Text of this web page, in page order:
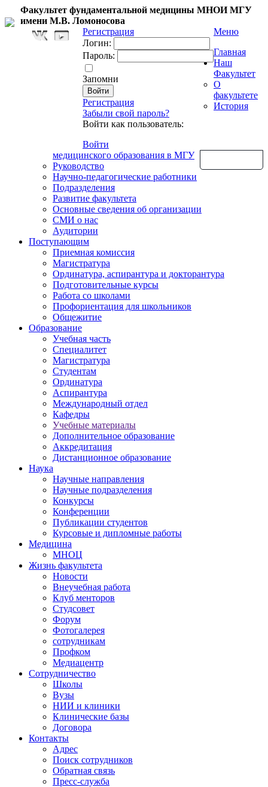
Факультет фундаментальной медицины МНОИ МГУ
имени М.В. Ломоносова
Регистрация
Логин:
Пароль:
Запомни
Регистрация
Забыли свой пароль?
Войти как пользователь:
Войти
Меню
Главная
Наш
Факультет
О
факультете
История
медицинского образования в МГУ
Руководство
Научно-педагогические работники
Подразделения
Развитие факультета
Основные сведения об организации
СМИ о нас
Аудитории
Поступающим
Приемная комиссия
Магистратура
Ординатура, аспирантура и докторантура
Подготовительные курсы
Работа со школами
Профориентация для школьников
Общежитие
Образование
Учебная часть
Специалитет
Магистратура
Студентам
Ординатура
Аспирантура
Международный отдел
Кафедры
Учебные материалы
Дополнительное образование
Аккредитация
Дистанционное образование
Наука
Научные направления
Научные подразделения
Конкурсы
Конференции
Публикации студентов
Курсовые и дипломные работы
Медицина
МНОЦ
Жизнь факультета
Новости
Внеучебная работа
Клуб менторов
Студсовет
Форум
Фотогалерея
сотрудникам
Профком
Медиацентр
Сотрудничество
Школы
Вузы
НИИ и клиники
Клинические базы
Договора
Контакты
Адрес
Поиск сотрудников
Обратная связь
Пресс-служба